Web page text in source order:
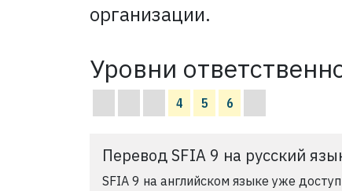
организации.
Уровни
4 5 6
Перевод SFIA 9 на русский
SFIA 9 на английском языке уже